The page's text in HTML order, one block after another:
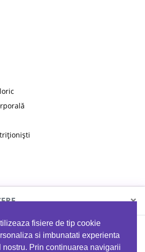
fisiere de tip cookie
si imbunatati experienta
nostru. Prin continuarea navigarii
×